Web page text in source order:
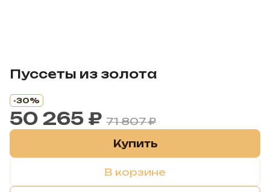
Пуссеты из золота
-30%
50 265 ₽ 71 807 ₽
Купить
В корзине